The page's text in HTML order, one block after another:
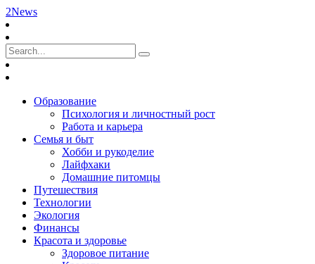
2News
Образование
Психология и личностный рост
Работа и карьера
Семья и быт
Хобби и рукоделие
Лайфхаки
Домашние питомцы
Путешествия
Технологии
Экология
Финансы
Красота и здоровье
Здоровое питание